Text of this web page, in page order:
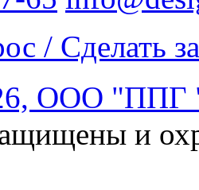
/ Сделать
ООО
и